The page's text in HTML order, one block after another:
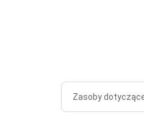
Zasoby